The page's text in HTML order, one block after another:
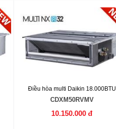
Điều hòa multi Daikin 18.000BTU
CDXM50RVMV
10.150.000 đ